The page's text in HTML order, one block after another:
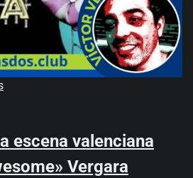
escena valenciana
Vergara